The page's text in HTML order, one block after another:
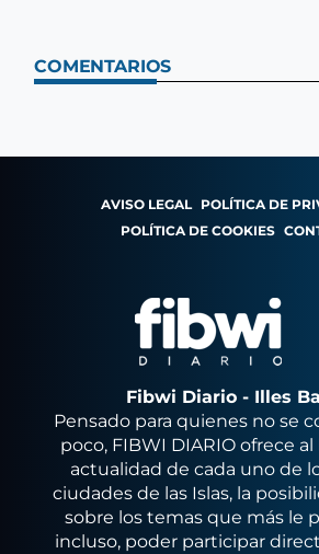
COMENTARIOS
AVISO LEGAL POLÍTICA DE
POLÍTICA DE COOKIES
Fibwi Diario - Illes
Pensado para quienes no se
poco, FIBWI DIARIO ofrece
actualidad de cada uno de
ciudades de las Islas, la
sobre los temas que más le
incluso, poder participar